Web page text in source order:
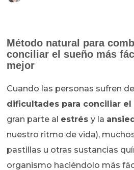
Método natural para
conciliar el sueño más
mejor
Cuando las personas sufren de
dificultades para conciliar el
gran parte al estrésy la
nuestro ritmo de vida),
pastillas u otras sustancias
organismo haciéndolo más